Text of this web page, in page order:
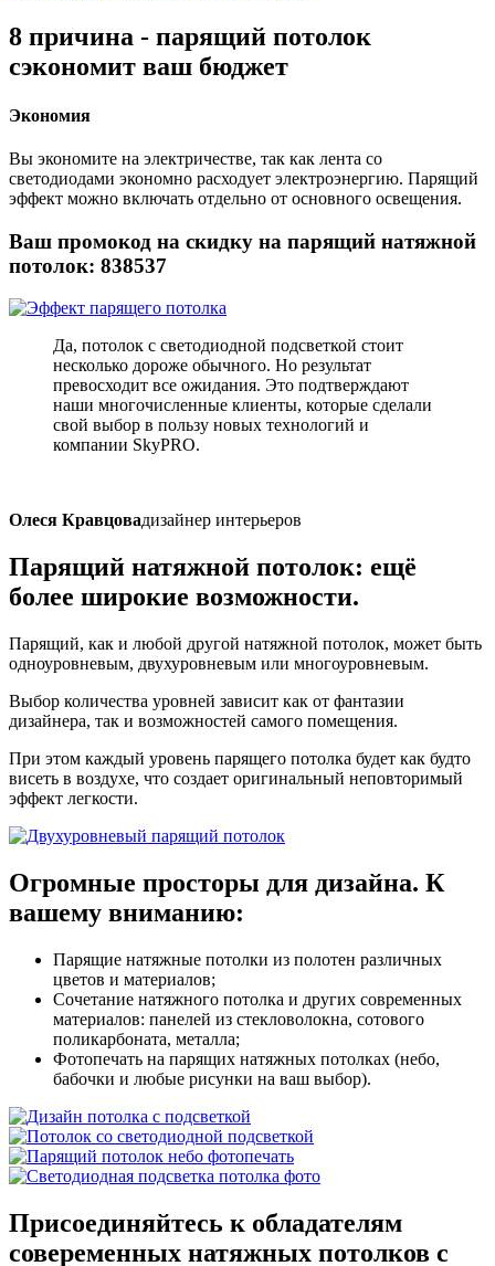
8 причина - парящий потолок
сэкономит ваш бюджет
Экономия
Вы экономите на электричестве, так как лента со
светодиодами экономно расходует электроэнергию. Парящий
эффект можно включать отдельно от основного освещения.
Ваш промокод на скидку на парящий натяжной
потолок: 838537
Да, потолок с светодиодной подсветкой стоит
несколько дороже обычного. Но результат
превосходит все ожидания. Это подтверждают
наши многочисленные клиенты, которые сделали
свой выбор в пользу новых технологий и
компании SkyPRO.
Олеся Кравцовадизайнер интерьеров
Парящий натяжной потолок: ещё
более широкие возможности.
Парящий, как и любой другой натяжной потолок, может быть
одноуровневым, двухуровневым или многоуровневым.
Выбор количества уровней зависит как от фантазии
дизайнера, так и возможностей самого помещения.
При этом каждый уровень парящего потолка будет как будто
висеть в воздухе, что создает оригинальный неповторимый
эффект легкости.
Огромные просторы для дизайна. К
вашему вниманию:
Парящие натяжные потолки из полотен различных
цветов и материалов;
Сочетание натяжного потолка и других современных
материалов: панелей из стекловолокна, сотового
поликарбоната, металла;
Фотопечать на парящих натяжных потолках (небо,
бабочки и любые рисунки на ваш выбор).
Присоединяйтесь к обладателям
совеременных натяжных потолков с